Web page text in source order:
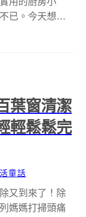
已。今天想要
用買得到，連
激...
葉窗清潔
輕鬆鬆完
童話
又到來了！除
媽媽打掃頭痛